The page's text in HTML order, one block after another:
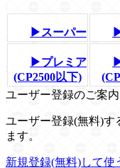
▶スーパー
▶プレミア
(CP2500以下)
ユーザー登録のご案内
ユーザー登録(無料)す
ます。
新規登録(無料)して使